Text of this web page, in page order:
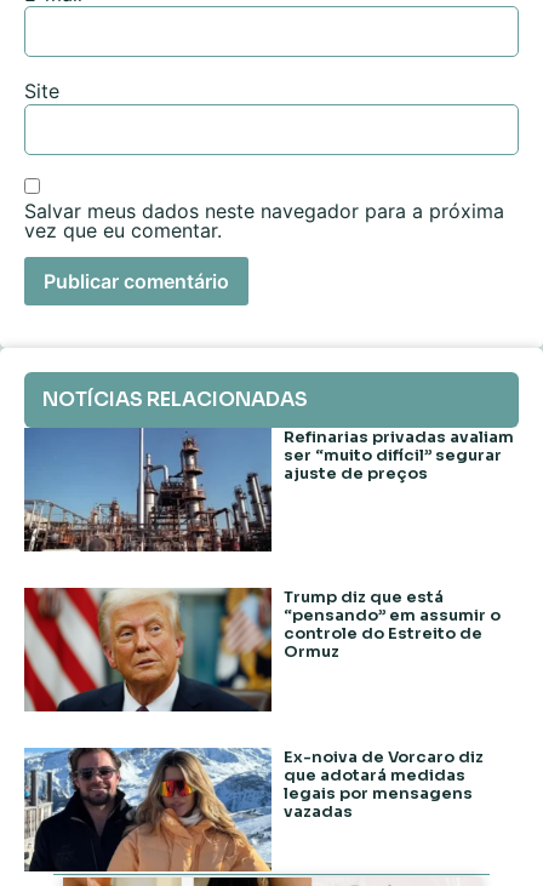
Site
Salvar meus dados neste navegador para a próxima
vez que eu comentar.
NOTÍCIAS RELACIONADAS
Refinarias privadas avaliam
ser “muito difícil” segurar
ajuste de preços
Trump diz que está
“pensando” em assumir o
controle do Estreito de
Ormuz
Ex-noiva de Vorcaro diz
que adotará medidas
legais por mensagens
vazadas